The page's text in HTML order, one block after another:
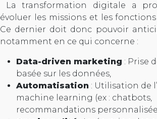
La transformation digitale a
évoluer les missions et les
Ce dernier doit donc pouvoir
notamment en ce qui concerne :
Data-driven marketing : Prise
basée sur les données,
Automatisation : Utilisation de
machine learning (ex : chatbots,
recommandations